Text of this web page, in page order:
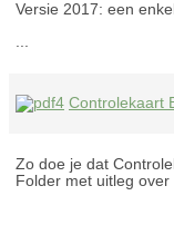
Versie 2017: een
Controlekaart
Zo doe je dat
Folder met uitleg